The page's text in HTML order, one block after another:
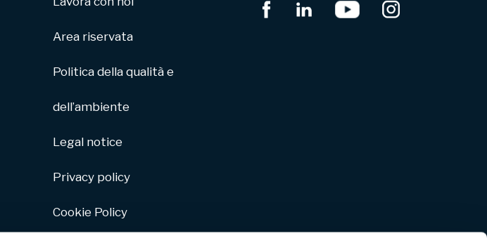
Area riservata
Politica della qualità e
dell’ambiente
Legal notice
Privacy policy
Cookie Policy